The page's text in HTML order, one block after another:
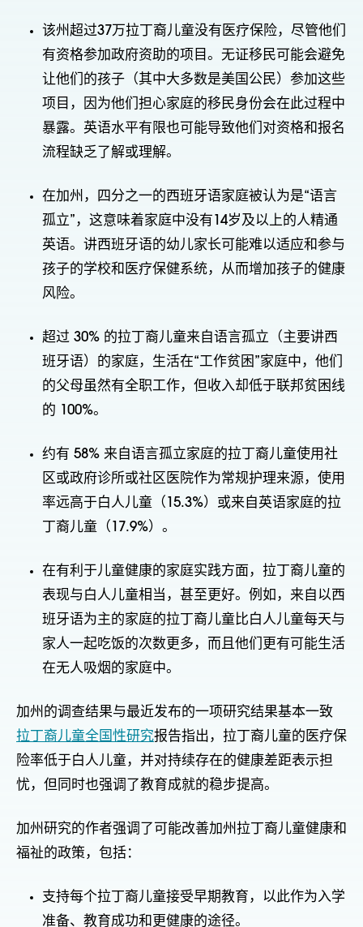
该州超过37万拉丁裔儿童没有医疗保险，尽管他们
有资格参加政府资助的项目。无证移民可能会避免
让他们的孩子（其中大多数是美国公民）参加这些
项目，因为他们担心家庭的移民身份会在此过程中
暴露。英语水平有限也可能导致他们对资格和报名
流程缺乏了解或理解。
在加州，四分之一的西班牙语家庭被认为是“语言
孤立”，这意味着家庭中没有14岁及以上的人精通
英语。讲西班牙语的幼儿家长可能难以适应和参与
孩子的学校和医疗保健系统，从而增加孩子的健康
风险。
超过 30% 的拉丁裔儿童来自语言孤立（主要讲西
班牙语）的家庭，生活在“工作贫困”家庭中，他们
的父母虽然有全职工作，但收入却低于联邦贫困线
的 100%。
约有 58% 来自语言孤立家庭的拉丁裔儿童使用社
区或政府诊所或社区医院作为常规护理来源，使用
率远高于白人儿童（15.3%）或来自英语家庭的拉
丁裔儿童（17.9%）。
在有利于儿童健康的家庭实践方面，拉丁裔儿童的
表现与白人儿童相当，甚至更好。例如，来自以西
班牙语为主的家庭的拉丁裔儿童比白人儿童每天与
家人一起吃饭的次数更多，而且他们更有可能生活
在无人吸烟的家庭中。
加州的调查结果与最近发布的一项研究结果基本一致
拉丁裔儿童全国性研究报告指出，拉丁裔儿童的医疗保
险率低于白人儿童，并对持续存在的健康差距表示担
忧，但同时也强调了教育成就的稳步提高。
加州研究的作者强调了可能改善加州拉丁裔儿童健康和
福祉的政策，包括：
支持每个拉丁裔儿童接受早期教育，以此作为入学
准备、教育成功和更健康的途径。